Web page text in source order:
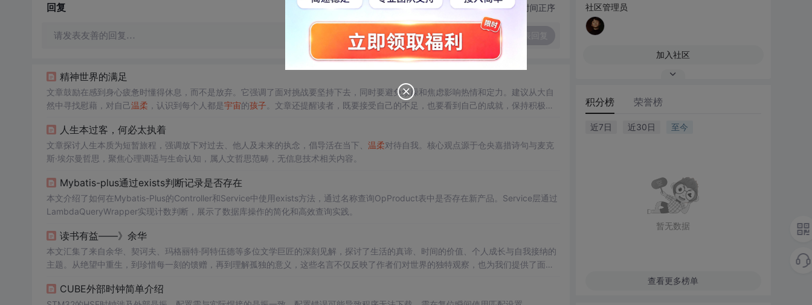
回复 切换为时间正序
请发表友善的回复…
精神世界的满足
文章鼓励在感到身心疲惫时懂得休息，而不是放弃。它强调了面对挑战要坚持下去，同时要避免烦躁和焦虑影响热情和定力。建议从大自
然中寻找慰藉，对自己温柔 ，认识到每个人都是宇宙的孩子 。文章还提醒读者，既要接受自己的不足，也要看到自己的成就，保持积极态
人生本过客，何必太执着
文章探讨人生本质为短暂旅程，强调放下对过去、他人及未来的执念，倡导活在当下、 温柔对待自我。核心观点源于仓央嘉措诗句与麦克
斯·埃尔曼哲思，聚焦心理调适与生命认知，属人文哲思范畴，无信息技术相关内容。
Mybatis-plus通过exists判断记录是否存在
本文介绍了如何在Mybatis-Plus的Controller和Service中使用exists方法，通过名称查询OpProduct表中是否存在新产品。Service层通过
LambdaQueryWrapper实现计数判断，展示了数据库操作的简化和高效查询实践。
读书有益——》余华
本文汇集了来自余华、契诃夫、玛格丽特·阿特伍德等多位文学巨匠的深刻见解，探讨了生活的真谛、时间的价值、个人成长与自我接纳的
主题。从绝望中重生，到珍惜每一刻的馈赠，再到理解孤独的意义，这些名言不仅反映了作者们对世界的独特观察，也为我们提供了面对
CUBE外部时钟简单介绍
社区管理员
加入社区
积分榜 荣誉榜
近7日 近30日 至今
暂无数据
查看更多榜单